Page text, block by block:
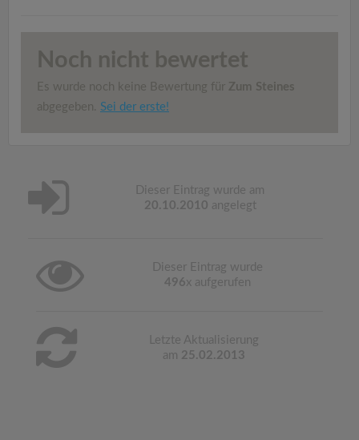
Noch nicht bewertet
Es wurde noch keine Bewertung für Zum Steines
abgegeben. Sei der erste!
Dieser Eintrag wurde am
20.10.2010 angelegt
Dieser Eintrag wurde
496x aufgerufen
Letzte Aktualisierung
am 25.02.2013